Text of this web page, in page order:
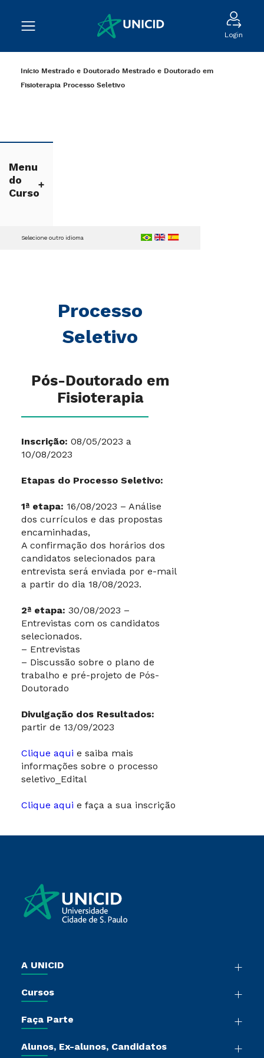
Login
Início Mestrado e Doutorado Mestrado e Doutorado em
Fisioterapia Processo Seletivo
Menu
do
Curso
Processo
Seletivo
Selecione outro idioma
Pós-Doutorado em
Fisioterapia
Inscrição: 08/05/2023 a
10/08/2023
Etapas do Processo Seletivo:
1ª etapa: 16/08/2023 – Análise
dos currículos e das propostas
encaminhadas,
A confirmação dos horários dos
candidatos selecionados para
entrevista será enviada por e-mail
a partir do dia 18/08/2023.
2ª etapa: 30/08/2023 –
Entrevistas com os candidatos
selecionados.
– Entrevistas
– Discussão sobre o plano de
trabalho e pré-projeto de Pós-
Doutorado
Divulgação dos Resultados:
partir de 13/09/2023
Clique aqui e saiba mais
informações sobre o processo
seletivo_Edital
Clique aqui e faça a sua inscrição
A UNICID
Sala de Imprensa
Sou Colaborador
Tour Presencial
Cursos
Pós-Graduação
Faça Parte
Vestibular Redação
Alunos, Ex-alunos, Candidatos